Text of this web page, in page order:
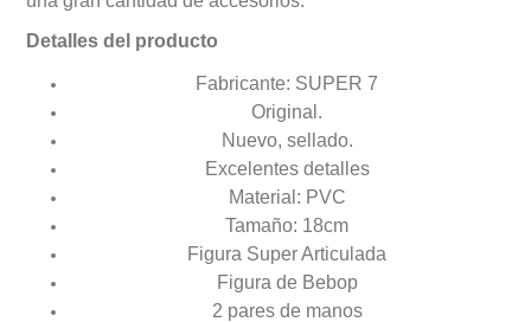
Detalles del producto
Fabricante: SUPER 7
Original.
Nuevo, sellado.
Excelentes detalles
Material: PVC
Tamaño: 18cm
Figura Super Articulada
Figura de Bebop
2 pares de manos